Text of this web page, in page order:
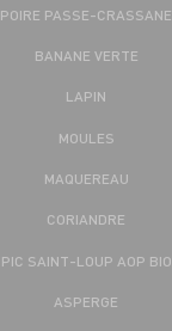
POIRE PASSE-CRASSANE
BANANE VERTE
LAPIN
MOULES
MAQUEREAU
CORIANDRE
PIC SAINT-LOUP AOP BIO
ASPERGE